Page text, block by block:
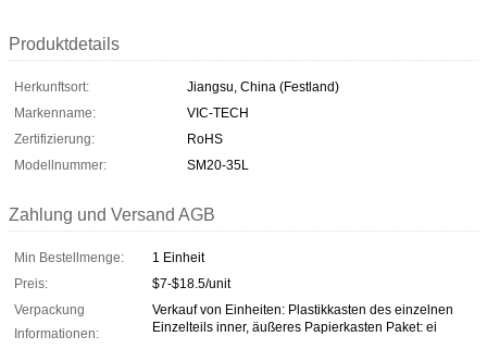
Produktdetails
Herkunftsort:
Jiangsu, China (Festland)
Markenname:
VIC-TECH
Zertifizierung:
RoHS
Modellnummer:
SM20-35L
Zahlung und Versand AGB
Min Bestellmenge:
1 Einheit
Preis:
$7-$18.5/unit
Verpackung
Informationen:
Verkauf von Einheiten: Plastikkasten des einzelnen
Einzelteils inner, äußeres Papierkasten Paket: ei